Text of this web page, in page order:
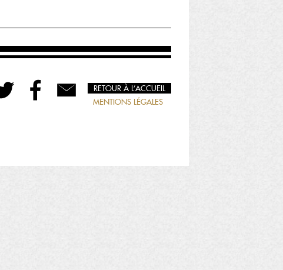
RETOUR À L’ACCUEIL
MENTIONS LÉGALES